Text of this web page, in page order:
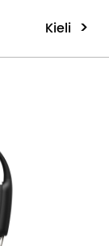
Kieli >